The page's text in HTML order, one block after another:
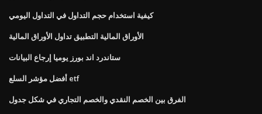
كيفية استخدام حجم التداول في التداول اليومي
الأوراق المالية التطبيق تداول الأوراق المالية
ستاندرد اند بورز يوميا إرجاع البيانات
أفضل مؤشر السلع etf
الفرق بين الخصم النقدي والخصم التجاري في شكل جدول